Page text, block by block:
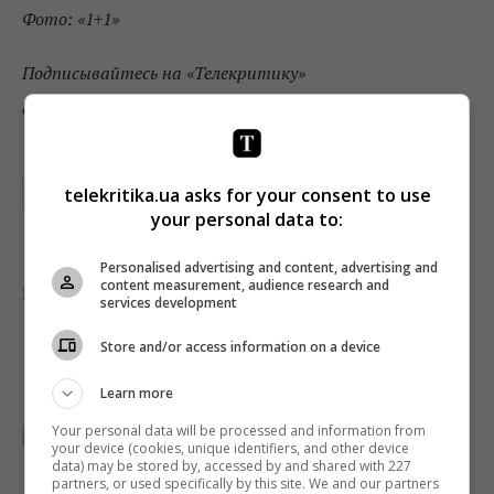
Фото: «1+1»
Подписывайтесь на «Телекритику»
в
Поделиться: Facebook Twitter 0
TELEKRITIKA
telekritika.ua asks for your consent to use
your personal data to:
Personalised advertising and content, advertising and
content measurement, audience research and
services development
Store and/or access information on a device
Learn more
Your personal data will be processed and information from
your device (cookies, unique identifiers, and other device
data) may be stored by, accessed by and shared with 227
partners, or used specifically by this site. We and our partners